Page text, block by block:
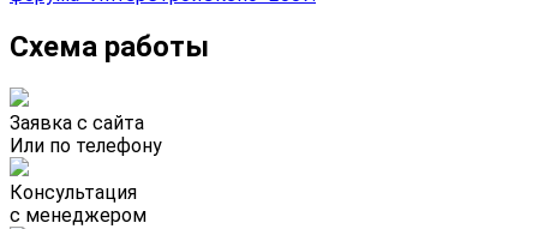
Схема работы
Заявка с сайта
Или по телефону
Консультация
с менеджером